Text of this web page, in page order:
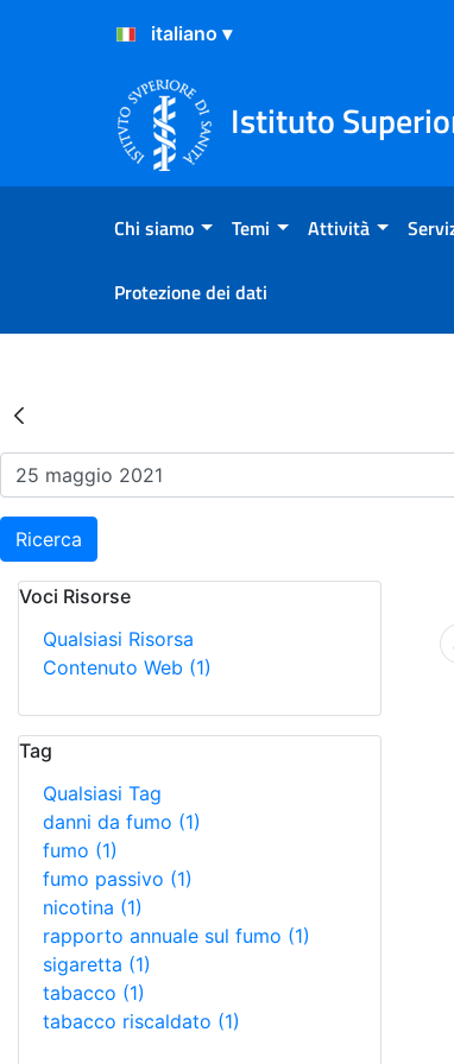
Salta al Contenuto
Salta al Footer
Istituto
Chi siamo Temi Attività
Protezione dei dati
Risultati della Ricerca -
Ricerca
Voci Risorse
Qualsiasi Risorsa
Contenuto Web (1)
Tag
Qualsiasi Tag
danni da fumo (1)
fumo (1)
fumo passivo (1)
nicotina (1)
rapporto annuale sul fumo (1)
sigaretta (1)
tabacco (1)
tabacco riscaldato (1)